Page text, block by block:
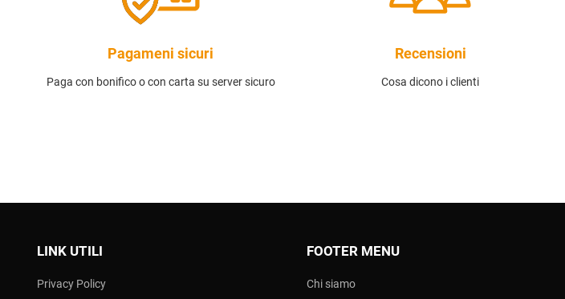
Pagameni sicuri
Paga con bonifico o con carta su server sicuro
Recensioni
Cosa dicono i clienti
LINK UTILI
Privacy Policy
FOOTER MENU
Chi siamo